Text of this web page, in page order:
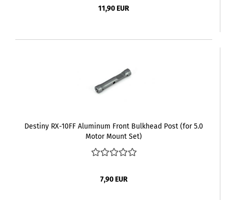
11,90 EUR
Destiny RX-10FF Aluminum Front Bulkhead Post (for 5.0
Motor Mount Set)
7,90 EUR